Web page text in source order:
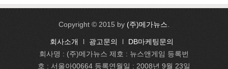
Copyright © 2015 by (주)메가뉴스.
회사소개 l 광고문의 l
DB마케팅문의
회사명 : (주)메가뉴스 제호 : 뉴스앤게임 등록번
호 : 서울아00664 등록연월일 : 2008년 9월 23일